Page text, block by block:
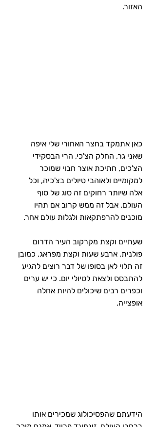
האזור.
כאן אתמקד בחצר האחורי שלי איפה
שאני גר, החלק הצ'כי, הרי הבסקידי
הצ'כים, חתיכת אוצר חבוי שמוכר
למקומיים ולאוהבי טיולים בצ'כיה, וכל
אלה שיותר רחוקים זה סוג של סוף
העולם. אבל זה ממש קרוב אם תהיו
מוכנים להרפתקאות ולגלות עולם אחר.
שעתיים וקצת מקרקוב העיר הדרום
פולנית, ארבע שעות וקצת מפראג. כמובן
זה תלוי לאן בסופו של דבר רוצים להגיע
להתבסס ולצאת לטיולי יום. כי יש ערים
וכפרים רבים שיכולים להיות אחלה
אופצייה.
הידעתם שהפסיכולוג שמכירים אותו